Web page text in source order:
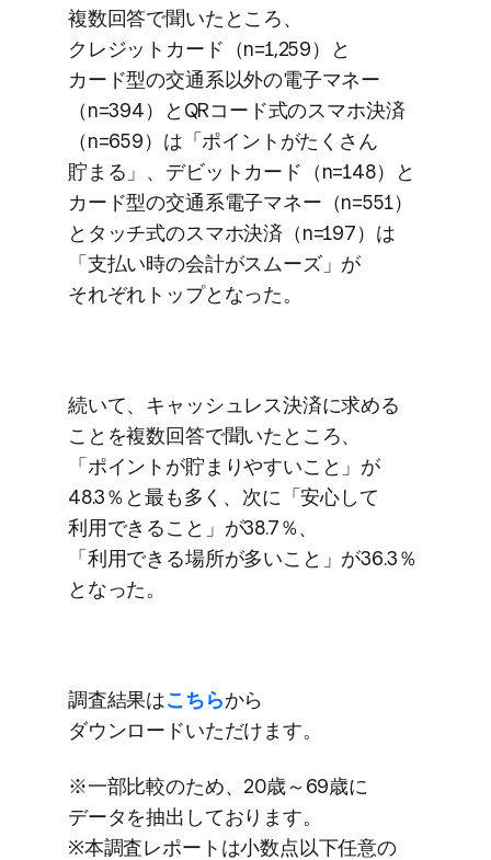
複数回答で​聞いた​ところ、​
クレジットカード​（n=1,259）と​
カード型の​交通系以外の​電子マネー​
（n=394）と​QRコード式の​スマホ決済​
（n=659）は​「ポイントが​たくさん​
貯まる」、​デビットカード​（n=148）と​
カード型の​交通系電子マネー​（n=551）
と​タッチ式の​スマホ決済​（n=197）は​
「支払い​時の​会計が​スムーズ」が​
それぞれトップと​なった。
続いて、​キャッシュレス決済に​求める​
ことを​複数回答で​聞いた​ところ、​
「ポイントが​貯まりやすい​こと」が​
48.3％と​最も​多く、​次に​「安心して​
利用できる​こと」が​38.7％、​
「利用できる​場所が​多い​こと」が​36.3％
と​なった。
調査結果は​こちらから​
ダウンロードいただけます。
※一部​比較の​ため、​20歳～69歳に​
データを​抽出しております。
※本調査レポートは​小数点以下​任意の​